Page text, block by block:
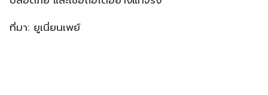
ที่มา: ยูเนี่ยนเพย์